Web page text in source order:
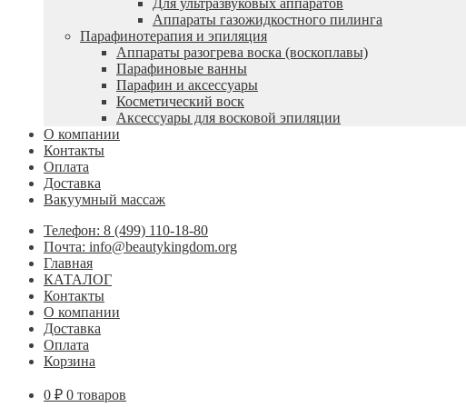
Для ультразвуковых аппаратов
Аппараты газожидкостного пилинга
Парафинотерапия и эпиляция
Аппараты разогрева воска (воскоплавы)
Парафиновые ванны
Парафин и аксессуары
Косметический воск
Аксессуары для восковой эпиляции
О компании
Контакты
Оплата
Доставка
Вакуумный массаж
Телефон: 8 (499) 110-18-80
Почта: info@beautykingdom.org
Главная
КАТАЛОГ
Контакты
О компании
Доставка
Оплата
Корзина
0 ₽ 0 товаров